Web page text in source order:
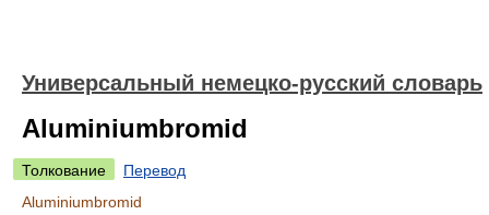
Универсальный немецко-русский словарь
Aluminiumbromid
Толкование
Перевод
Aluminiumbromid